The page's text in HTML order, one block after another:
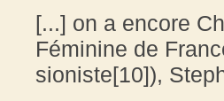
[...] on a encore
Féminine de
sioniste[10]),